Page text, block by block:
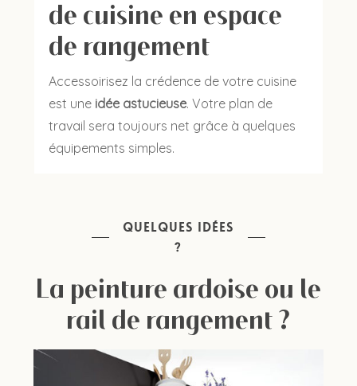
de cuisine en espace
de rangement
Accessoirisez la crédence de votre cuisine
est uneidée astucieuse. Votre plan de
travail sera toujours net grâce à quelques
équipements simples.
QUELQUES IDÉES
?
La peinture ardoise ou le
rail de rangement ?